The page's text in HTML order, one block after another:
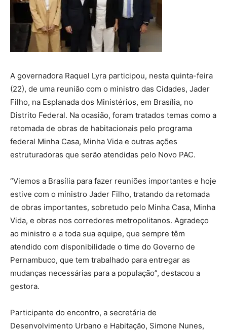
A governadora Raquel Lyra participou, nesta quinta-feira
(22), de uma reunião com o ministro das Cidades, Jader
Filho, na Esplanada dos Ministérios, em Brasília, no
Distrito Federal. Na ocasião, foram tratados temas como a
retomada de obras de habitacionais pelo programa
federal Minha Casa, Minha Vida e outras ações
estruturadoras que serão atendidas pelo Novo PAC.
“Viemos a Brasília para fazer reuniões importantes e hoje
estive com o ministro Jader Filho, tratando da retomada
de obras importantes, sobretudo pelo Minha Casa, Minha
Vida, e obras nos corredores metropolitanos. Agradeço
ao ministro e a toda sua equipe, que sempre têm
atendido com disponibilidade o time do Governo de
Pernambuco, que tem trabalhado para entregar as
mudanças necessárias para a população”, destacou a
gestora.
Participante do encontro, a secretária de
Desenvolvimento Urbano e Habitação, Simone Nunes,